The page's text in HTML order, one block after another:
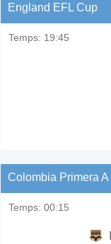
England EFL Cup
Temps: 19:45
Colombia Primera A
Temps: 00:15